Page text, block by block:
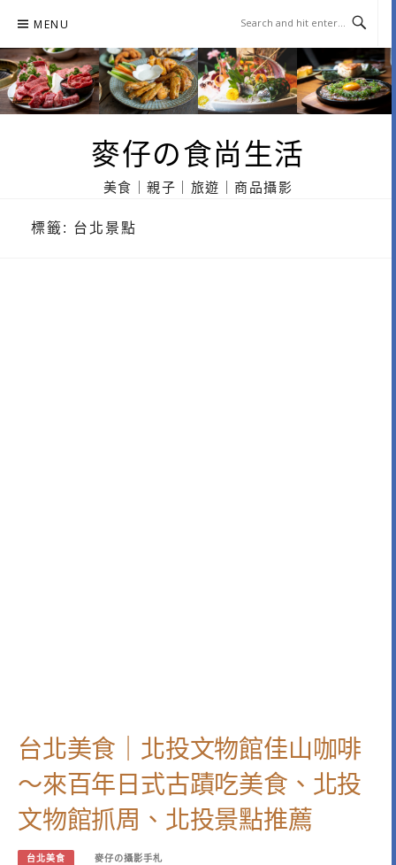
content
MENU
麥仔の食尚生活
美食｜親子｜旅遊｜商品攝影
標籤: 台北景點
台北美食｜北投文物館佳山咖啡
～來百年日式古蹟吃美食、北投
文物館抓周、北投景點推薦
台北美食 麥仔の攝影手札